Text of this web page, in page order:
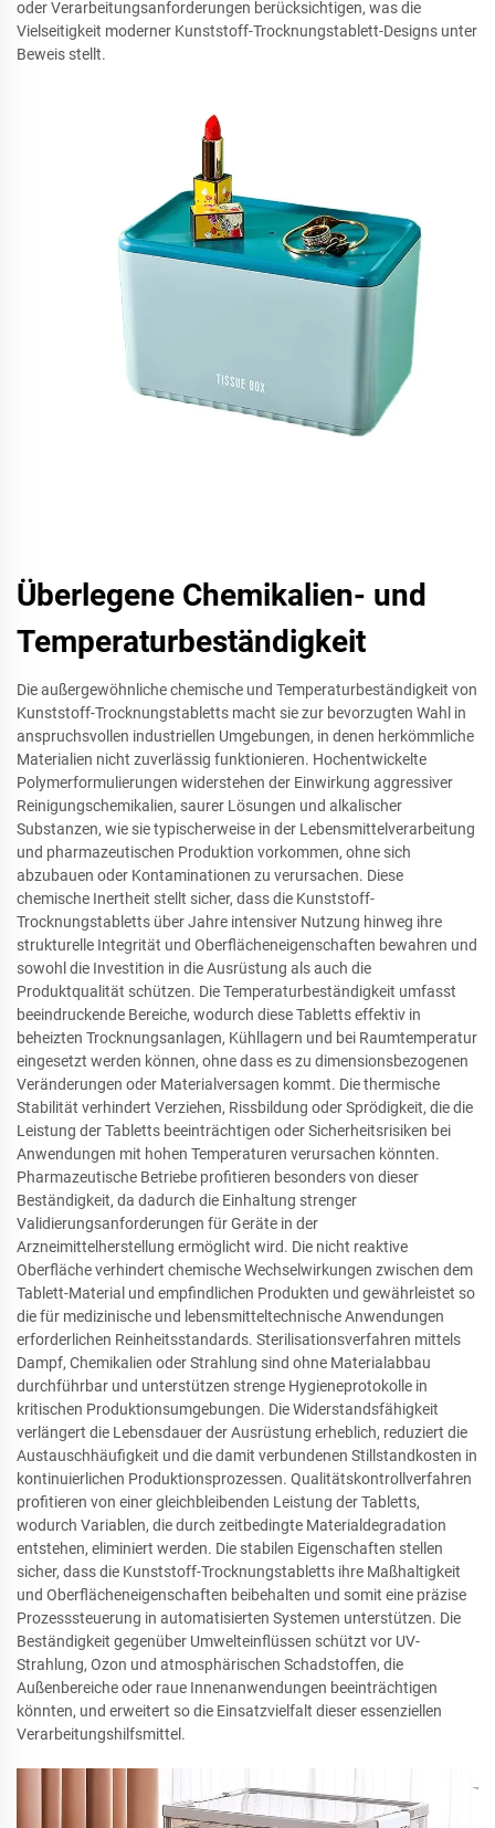
oder Verarbeitungsanforderungen berücksichtigen, was die
Vielseitigkeit moderner Kunststoff-Trocknungstablett-Designs unter
Beweis stellt.
Überlegene Chemikalien- und
Temperaturbeständigkeit
Die außergewöhnliche chemische und Temperaturbeständigkeit von
Kunststoff-Trocknungstabletts macht sie zur bevorzugten Wahl in
anspruchsvollen industriellen Umgebungen, in denen herkömmliche
Materialien nicht zuverlässig funktionieren. Hochentwickelte
Polymerformulierungen widerstehen der Einwirkung aggressiver
Reinigungschemikalien, saurer Lösungen und alkalischer
Substanzen, wie sie typischerweise in der Lebensmittelverarbeitung
und pharmazeutischen Produktion vorkommen, ohne sich
abzubauen oder Kontaminationen zu verursachen. Diese
chemische Inertheit stellt sicher, dass die Kunststoff-
Trocknungstabletts über Jahre intensiver Nutzung hinweg ihre
strukturelle Integrität und Oberflächeneigenschaften bewahren und
sowohl die Investition in die Ausrüstung als auch die
Produktqualität schützen. Die Temperaturbeständigkeit umfasst
beeindruckende Bereiche, wodurch diese Tabletts effektiv in
beheizten Trocknungsanlagen, Kühllagern und bei Raumtemperatur
eingesetzt werden können, ohne dass es zu dimensionsbezogenen
Veränderungen oder Materialversagen kommt. Die thermische
Stabilität verhindert Verziehen, Rissbildung oder Sprödigkeit, die die
Leistung der Tabletts beeinträchtigen oder Sicherheitsrisiken bei
Anwendungen mit hohen Temperaturen verursachen könnten.
Pharmazeutische Betriebe profitieren besonders von dieser
Beständigkeit, da dadurch die Einhaltung strenger
Validierungsanforderungen für Geräte in der
Arzneimittelherstellung ermöglicht wird. Die nicht reaktive
Oberfläche verhindert chemische Wechselwirkungen zwischen dem
Tablett-Material und empfindlichen Produkten und gewährleistet so
die für medizinische und lebensmitteltechnische Anwendungen
erforderlichen Reinheitsstandards. Sterilisationsverfahren mittels
Dampf, Chemikalien oder Strahlung sind ohne Materialabbau
durchführbar und unterstützen strenge Hygieneprotokolle in
kritischen Produktionsumgebungen. Die Widerstandsfähigkeit
verlängert die Lebensdauer der Ausrüstung erheblich, reduziert die
Austauschhäufigkeit und die damit verbundenen Stillstandkosten in
kontinuierlichen Produktionsprozessen. Qualitätskontrollverfahren
profitieren von einer gleichbleibenden Leistung der Tabletts,
wodurch Variablen, die durch zeitbedingte Materialdegradation
entstehen, eliminiert werden. Die stabilen Eigenschaften stellen
sicher, dass die Kunststoff-Trocknungstabletts ihre Maßhaltigkeit
und Oberflächeneigenschaften beibehalten und somit eine präzise
Prozesssteuerung in automatisierten Systemen unterstützen. Die
Beständigkeit gegenüber Umwelteinflüssen schützt vor UV-
Strahlung, Ozon und atmosphärischen Schadstoffen, die
Außenbereiche oder raue Innenanwendungen beeinträchtigen
könnten, und erweitert so die Einsatzvielfalt dieser essenziellen
Verarbeitungshilfsmittel.